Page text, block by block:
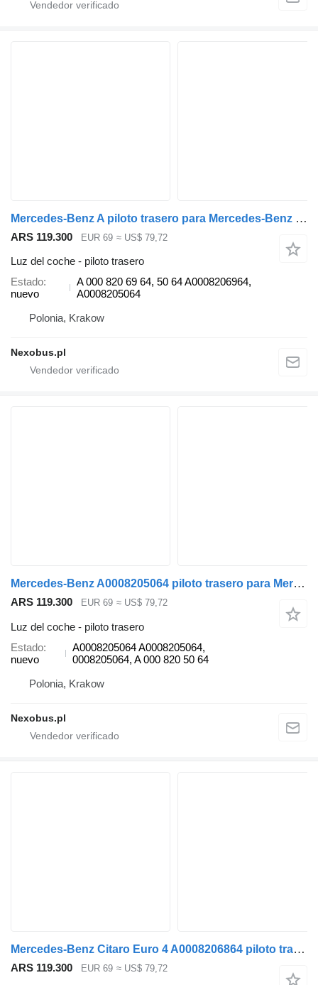
Mercedes-Benz A piloto trasero para Mercedes-Benz Citaro Euro 4 autobús
ARS 119.300 EUR 69 ≈ US$ 79,72
Luz del coche - piloto trasero
Estado
nuevo
A 000 820 69 64, 50 64 A0008206964,
A0008205064
Polonia, Krakow
Nexobus.pl
Mercedes-Benz A0008205064 piloto trasero para Mercedes-Benz Tourismo Travego Citaro Integro autobús
ARS 119.300 EUR 69 ≈ US$ 79,72
Luz del coche - piloto trasero
Estado
nuevo
A0008205064 A0008205064,
0008205064, A 000 820 50 64
Polonia, Krakow
Nexobus.pl
Mercedes-Benz Citaro Euro 4 A0008206864 piloto trasero para autobús
ARS 119.300 EUR 69 ≈ US$ 79,72